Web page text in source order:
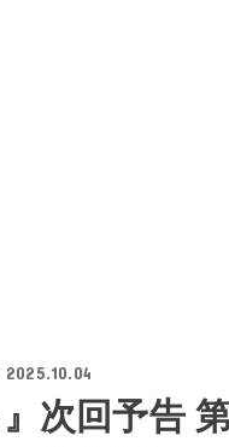
2025.10.04
』次回予告